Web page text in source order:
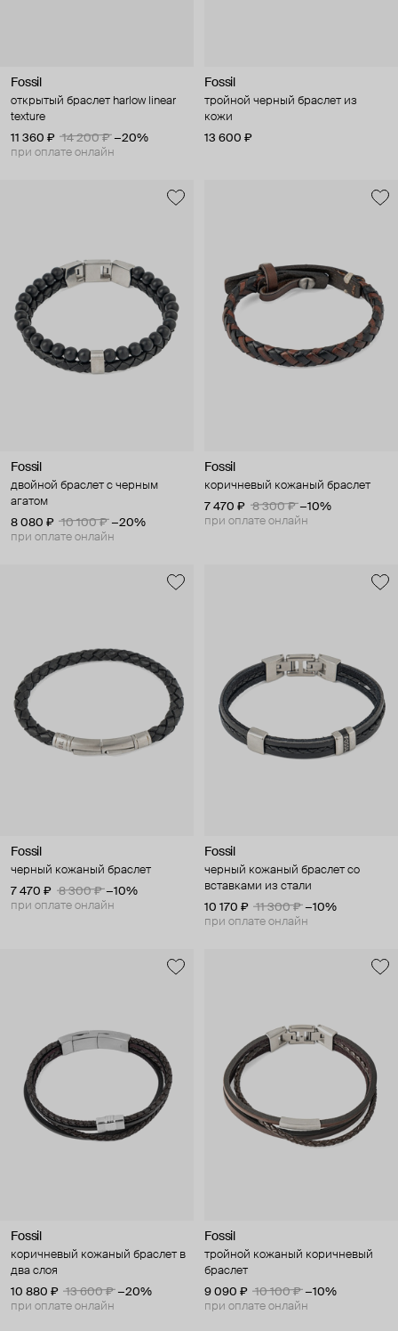
Fossil
открытый браслет harlow linear
texture
11 360 ₽
14 200 ₽ −20%
при оплате онлайн
Fossil
тройной черный браслет из
кожи
13 600 ₽
Fossil
двойной браслет с черным
агатом
8 080 ₽
10 100 ₽ −20%
при оплате онлайн
Fossil
коричневый кожаный браслет
7 470 ₽
8 300 ₽ −10%
при оплате онлайн
Fossil
черный кожаный браслет
7 470 ₽
8 300 ₽ −10%
при оплате онлайн
Fossil
черный кожаный браслет со
вставками из стали
10 170 ₽
11 300 ₽ −10%
при оплате онлайн
Fossil
коричневый кожаный браслет в
два слоя
10 880 ₽
13 600 ₽ −20%
при оплате онлайн
Fossil
тройной кожаный коричневый
браслет
9 090 ₽
10 100 ₽ −10%
при оплате онлайн